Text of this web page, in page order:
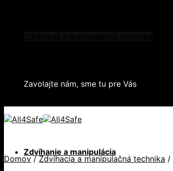
Zavolajte nám, sme tu pre Vás
Zdvíhanie a manipulácia
Domov / Zdvíhacia a manipulačná technika /